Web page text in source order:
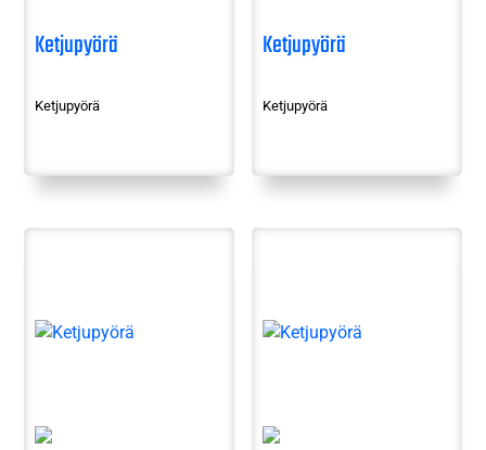
Ketjupyörä
Ketjupyörä
Ketjupyörä
Ketjupyörä